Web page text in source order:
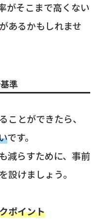
がそこまで高くない
があるかもしれませ
準
ことができたら、
です。
減らすために、事前
設けましょう。
ポイント